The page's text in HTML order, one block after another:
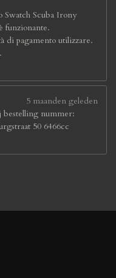
Swatch Scuba Irony
funzionante.
di pagamento utilizzare.
5 maanden geleden
nummer:
50 6466cc